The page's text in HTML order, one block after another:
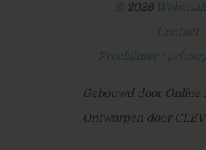
© 2026
Contact
Proclaimer /
Gebouwd door Online
Ontworpen door